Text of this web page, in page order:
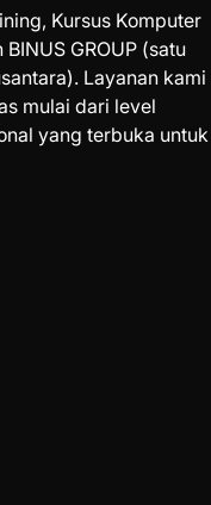
Kursus Komputer
GROUP (satu
Layanan kami
mulai dari level
yang terbuka untuk